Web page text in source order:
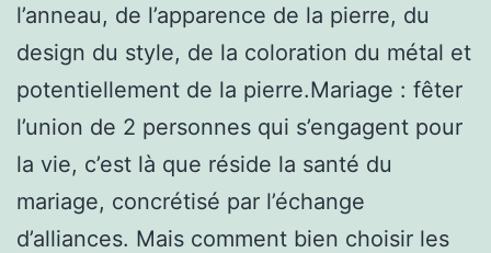
l’anneau, de l’apparence de la pierre, du
design du style, de la coloration du métal et
potentiellement de la pierre.Mariage : fêter
l’union de 2 personnes qui s’engagent pour
la vie, c’est là que réside la santé du
mariage, concrétisé par l’échange
d’alliances. Mais comment bien choisir les